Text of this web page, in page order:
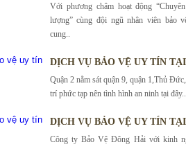
Với phương châm hoạt động
lượng” cùng đội ngũ nhân viên
cung..
DỊCH VỤ BẢO VỆ UY TÍN
Quận 2 nằm sát quận 9, quận 1,Thủ
trí phức tạp nên tình hình an ninh tại đây..
DỊCH VỤ BẢO VỆ UY TÍN
Công ty Bảo Vệ Đông Hải với kinh